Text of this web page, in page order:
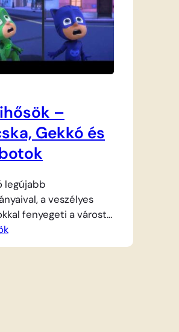
–
Gekkó és
legújabb
a veszélyes
fenyegeti a várost,
kihívás elé állítja a
A helyzetet